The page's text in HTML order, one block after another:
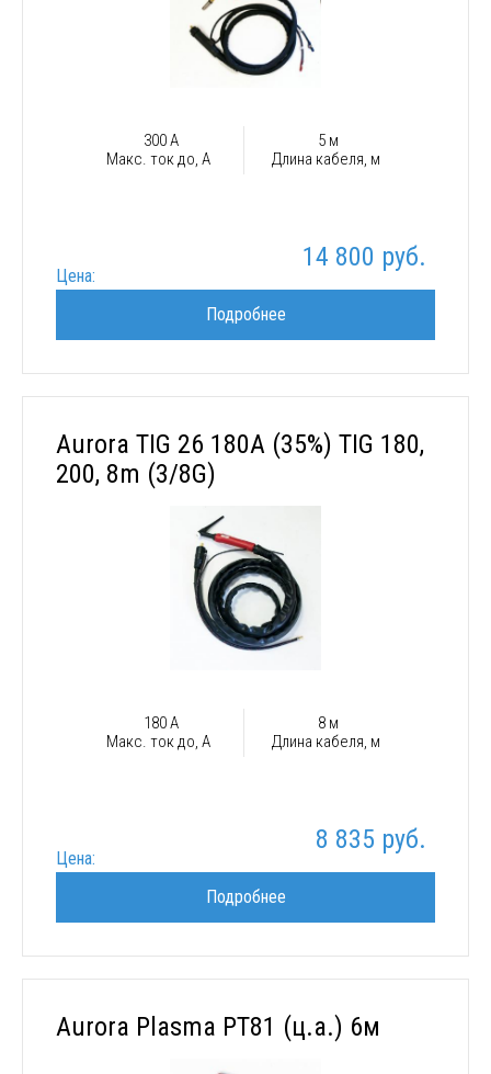
300 А
Макс. ток до, А
5 м
Длина кабеля, м
Цена:
14 800 руб.
Подробнее
Aurora TIG 26 180A (35%) TIG 180,
200, 8m (3/8G)
180 А
Макс. ток до, А
8 м
Длина кабеля, м
Цена:
8 835 руб.
Подробнее
Aurora Plasma PT81 (ц.а.) 6м